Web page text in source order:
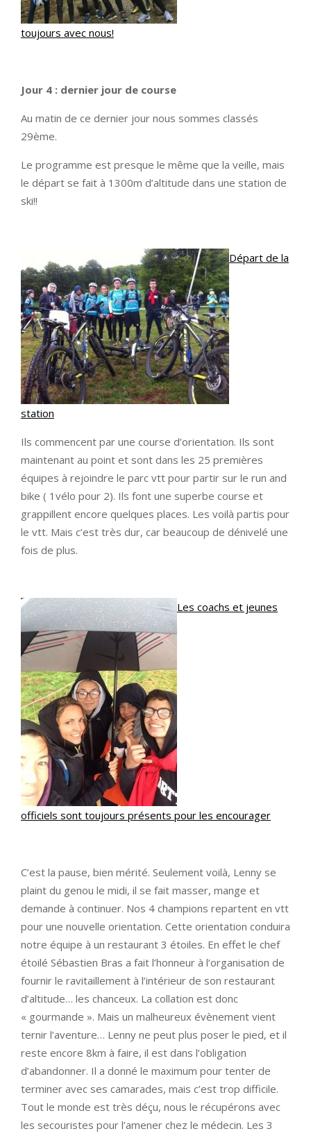
toujours avec nous!
Jour 4 : dernier jour de course
Au matin de ce dernier jour nous sommes classés
29ème.
Le programme est presque le même que la veille, mais
le départ se fait à 1300m d’altitude dans une station de
ski!!
Départ de la
station
Ils commencent par une course d’orientation. Ils sont
maintenant au point et sont dans les 25 premières
équipes à rejoindre le parc vtt pour partir sur le run and
bike ( 1vélo pour 2). Ils font une superbe course et
grappillent encore quelques places. Les voilà partis pour
le vtt. Mais c’est très dur, car beaucoup de dénivelé une
fois de plus.
Les coachs et jeunes
officiels sont toujours présents pour les encourager
C’est la pause, bien mérité. Seulement voilà, Lenny se
plaint du genou le midi, il se fait masser, mange et
demande à continuer. Nos 4 champions repartent en vtt
pour une nouvelle orientation. Cette orientation conduira
notre équipe à un restaurant 3 étoiles. En effet le chef
étoilé Sébastien Bras a fait l’honneur à l’organisation de
fournir le ravitaillement à l’intérieur de son restaurant
d’altitude… les chanceux. La collation est donc
« gourmande ». Mais un malheureux évènement vient
ternir l’aventure… Lenny ne peut plus poser le pied, et il
reste encore 8km à faire, il est dans l’obligation
d’abandonner. Il a donné le maximum pour tenter de
terminer avec ses camarades, mais c’est trop difficile.
Tout le monde est très déçu, nous le récupérons avec
les secouristes pour l’amener chez le médecin. Les 3